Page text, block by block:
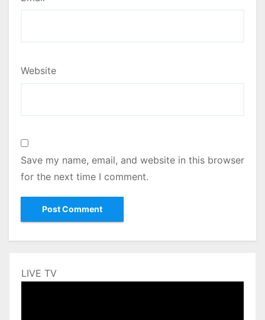
Website
Save my name, email, and website in this browser
for the next time I comment.
LIVE TV